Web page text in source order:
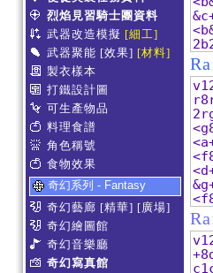
烈焰見習騎士團資料
武器改造模擬 [細工]
武器聚能 [效果] [材料]
製衣樣本
打鐵設計圖
可生產物品
料理食譜
角色稱號
食物效果
奇幻系列 - Fantasy
奇幻藝廊 [精華] [廣場]
奇幻繪圖館
奇幻音樂廳
奇幻寫真館